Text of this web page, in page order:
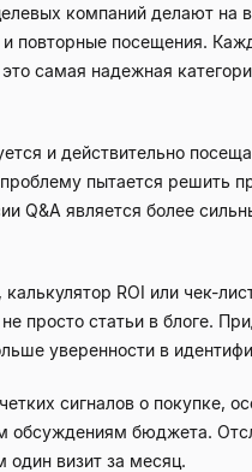
компаний делают
повторные посещения.
самая надежная
и действительно
пытается решить
Q&A является более
ROI или чек-
просто статьи в блоге.
уверенности в
сигналов о покупке,
обсуждениям бюджета.
визит за месяц.